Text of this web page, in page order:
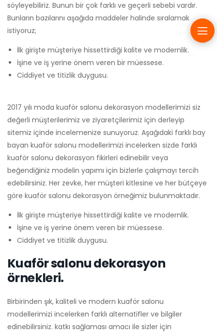
söyleyebiliriz. Bunun bir çok farklı ve geçerli sebebi vardır.
Bunların bazılarını aşağıda maddeler halinde sıralamak
istiyoruz;
İlk girişte müşteriye hissettirdiği kalite ve modernlik.
İşine ve iş yerine önem veren bir müessese.
Ciddiyet ve titizlik duygusu.
2017 yılı moda kuaför salonu dekorasyon modellerimizi siz
değerli müşterilerimiz ve ziyaretçilerimiz için derleyip
sitemiz içinde incelemenize sunuyoruz. Aşağıdaki farklı bay
bayan kuaför salonu modellerimizi incelerken sizde farklı
kuaför salonu dekorasyon fikirleri edinebilir veya
beğendiğiniz modelin yapımı için bizlerle çalışmayı tercih
edebilirsiniz. Her zevke, her müşteri kitlesine ve her bütçeye
göre kuaför salonu dekorasyon örneğimiz bulunmaktadır.
İlk girişte müşteriye hissettirdiği kalite ve modernlik.
İşine ve iş yerine önem veren bir müessese.
Ciddiyet ve titizlik duygusu.
Kuaför salonu dekorasyon
örnekleri.
Birbirinden şık, kaliteli ve modern kuaför salonu
modellerimizi incelerken farklı alternatifler ve bilgiler
edinebilirsiniz. katkı sağlaması amacı ile sizler için